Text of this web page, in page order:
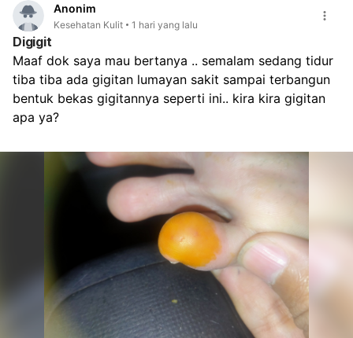
Anonim
Kesehatan Kulit 1 hari yang lalu
Digigit
Maaf dok saya mau bertanya .. semalam sedang tidur
tiba tiba ada gigitan lumayan sakit sampai terbangun
bentuk bekas gigitannya seperti ini.. kira kira gigitan
apa ya?